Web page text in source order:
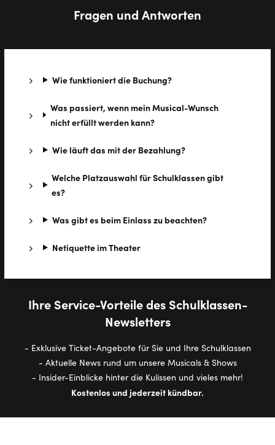
Fragen und Antworten
Wie funktioniert die Buchung?
Was passiert, wenn mein Musical-Wunsch
nicht erfüllt werden kann?
Wie läuft das mit der Bezahlung?
Welche Platzauswahl für Schulklassen gibt
es?
Was gibt es beim Einlass zu beachten?
Netiquette im Theater
Ihre Service-Vorteile des Schulklassen-
Newsletters
- Exklusive Ticket-Angebote für Sie und Ihre Schulklassen
- Aktuelle News rund um unsere Musicals & Shows
- Insider-Einblicke hinter die Kulissen und vieles mehr!
Kostenlos und jederzeit kündbar.